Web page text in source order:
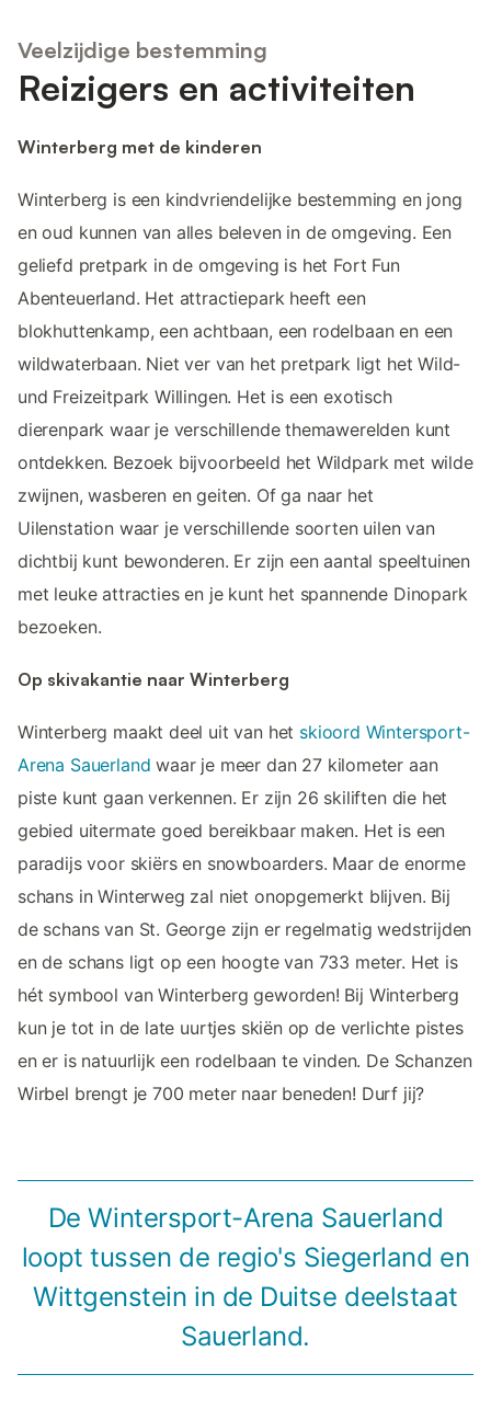
Veelzijdige bestemming
Reizigers en activiteiten
Winterberg met de kinderen
Winterberg is een kindvriendelijke bestemming en jong
en oud kunnen van alles beleven in de omgeving. Een
geliefd pretpark in de omgeving is het Fort Fun
Abenteuerland. Het attractiepark heeft een
blokhuttenkamp, een achtbaan, een rodelbaan en een
wildwaterbaan. Niet ver van het pretpark ligt het Wild-
und Freizeitpark Willingen. Het is een exotisch
dierenpark waar je verschillende themawerelden kunt
ontdekken. Bezoek bijvoorbeeld het Wildpark met wilde
zwijnen, wasberen en geiten. Of ga naar het
Uilenstation waar je verschillende soorten uilen van
dichtbij kunt bewonderen. Er zijn een aantal speeltuinen
met leuke attracties en je kunt het spannende Dinopark
bezoeken.
Op skivakantie naar Winterberg
Winterberg maakt deel uit van het skioord Wintersport-
Arena Sauerland waar je meer dan 27 kilometer aan
piste kunt gaan verkennen. Er zijn 26 skiliften die het
gebied uitermate goed bereikbaar maken. Het is een
paradijs voor skiërs en snowboarders. Maar de enorme
schans in Winterweg zal niet onopgemerkt blijven. Bij
de schans van St. George zijn er regelmatig wedstrijden
en de schans ligt op een hoogte van 733 meter. Het is
hét symbool van Winterberg geworden! Bij Winterberg
kun je tot in de late uurtjes skiën op de verlichte pistes
en er is natuurlijk een rodelbaan te vinden. De Schanzen
Wirbel brengt je 700 meter naar beneden! Durf jij?
De Wintersport-Arena Sauerland
loopt tussen de regio's Siegerland en
Wittgenstein in de Duitse deelstaat
Sauerland.